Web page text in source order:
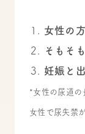
女性の
そもそ
妊娠と
*女性の尿道
女性で尿失禁